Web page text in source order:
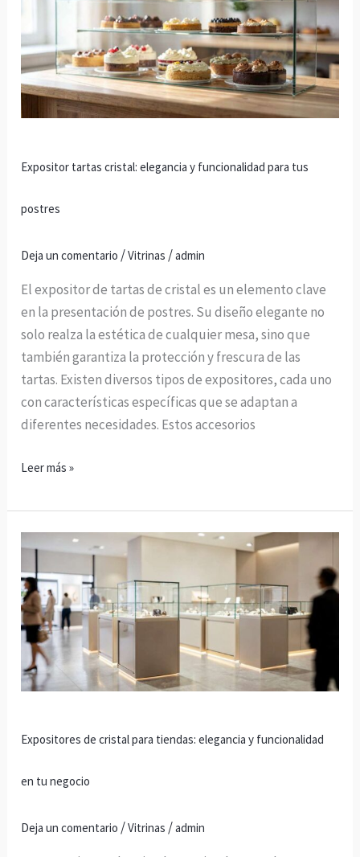
Expositor tartas cristal: elegancia y funcionalidad para tus
postres
Deja un comentario /Vitrinas /admin
El expositor de tartas de cristal es un elemento clave
en la presentación de postres. Su diseño elegante no
solo realza la estética de cualquier mesa, sino que
también garantiza la protección y frescura de las
tartas. Existen diversos tipos de expositores, cada uno
con características específicas que se adaptan a
diferentes necesidades. Estos accesorios
cristal:
elegancia
y
funcionalidad
para
Leer más »
Expositores de cristal para tiendas: elegancia y funcionalidad
en tu negocio
Deja un comentario /Vitrinas /admin
Expositores
cristal
para
tiendas:
elegancia
y
tu